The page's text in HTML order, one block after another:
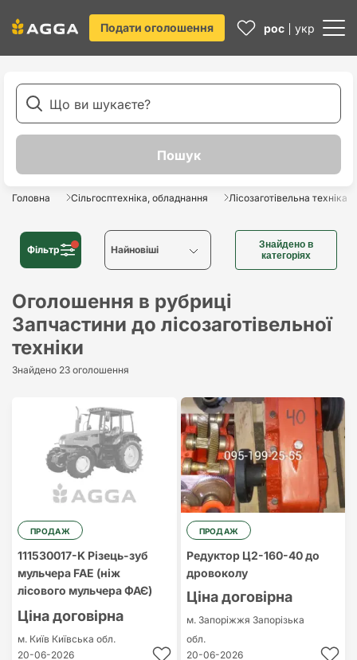
Подати оголошення рос укр
Головна Сільгосптехніка, обладнання Лісозаготівельна техніка
Фільтр Найновіші
Найновіші
Найстаріші
Найдорожчий
Найдешевший
Знайдено в
категоріях
Оголошення в рубриці
Запчастини до лісозаготівельної
техніки
Знайдено 23 оголошення
ПРОДАЖ
111530017-K Різець-зуб
мульчера FAE (ніж
лісового мульчера ФАЄ)
Ціна договірна
м. Київ Київська обл.
20-06-2026
ПРОДАЖ
Редуктор Ц2-160-40 до
дровоколу
Ціна договірна
м. Запоріжжя Запорізька
обл.
20-06-2026